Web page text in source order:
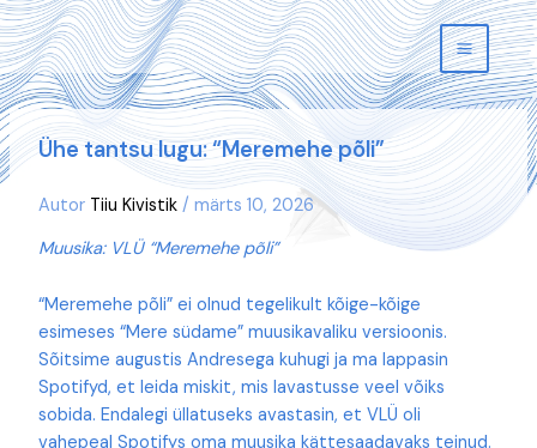
Skip
to
content
Ühe tantsu lugu: “Meremehe põli”
Autor Tiiu Kivistik / märts 10, 2026
Muusika: VLÜ “Meremehe põli”
“Meremehe põli” ei olnud tegelikult kõige-kõige
esimeses “Mere südame” muusikavaliku versioonis.
Sõitsime augustis Andresega kuhugi ja ma lappasin
Spotifyd, et leida miskit, mis lavastusse veel võiks
sobida. Endalegi üllatuseks avastasin, et VLÜ oli
vahepeal Spotifys oma muusika kättesaadavaks teinud.